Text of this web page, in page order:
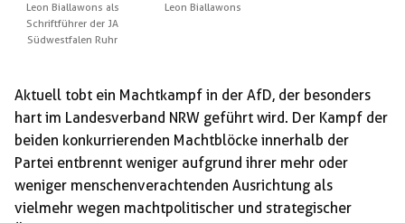
Leon Biallawons als
Schriftführer der JA
Südwestfalen Ruhr
Leon Biallawons
Aktuell tobt ein Machtkampf in der AfD, der besonders
hart im Landesverband NRW geführt wird. Der Kampf der
beiden konkurrierenden Machtblöcke innerhalb der
Partei entbrennt weniger aufgrund ihrer mehr oder
weniger menschenverachtenden Ausrichtung als
vielmehr wegen machtpolitischer und strategischer